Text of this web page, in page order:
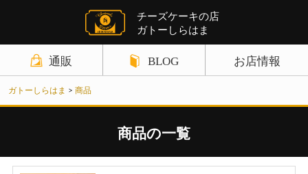
チーズケーキの店
ガトーしらはま
通販 BLOG お店情報
商品カテゴリ
野菜ケーキ
ギフト関連の記事
パウンドケーキ関連の記事
店舗案内
サイトポリシー
ガトーしらはま > 商品
商品の一覧